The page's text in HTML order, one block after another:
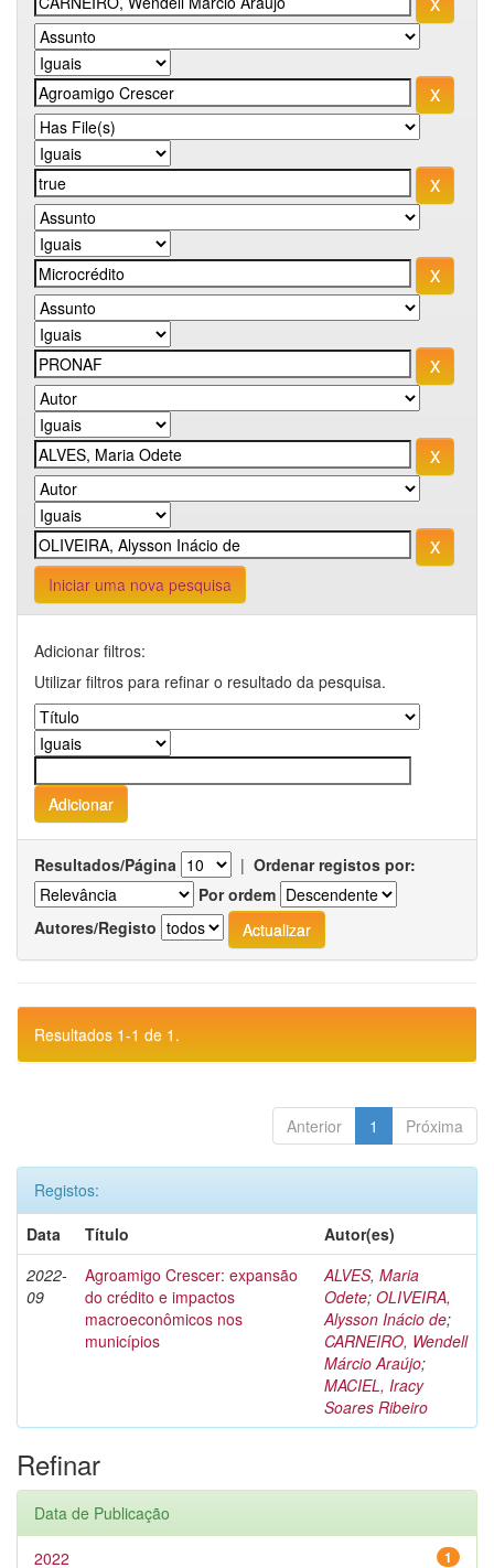
Iniciar uma nova pesquisa
Adicionar filtros:
Utilizar filtros para refinar o resultado da pesquisa.
Resultados/Página | Ordenar registos por:
Por ordem
Autores/Registo
Resultados 1-1 de 1.
Anterior 1 Próxima
Registos:
Data
Título
Autor(es)
2022-
09
Agroamigo Crescer: expansão
do crédito e impactos
macroeconômicos nos
municípios
ALVES, Maria
Odete; OLIVEIRA,
Alysson Inácio de;
CARNEIRO, Wendell
Márcio Araújo;
MACIEL, Iracy
Soares Ribeiro
Refinar
Data de Publicação
1
2022